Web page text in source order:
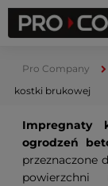
Pro Company
kostki brukowej
Impregnaty
ogrodzeń
przeznaczone